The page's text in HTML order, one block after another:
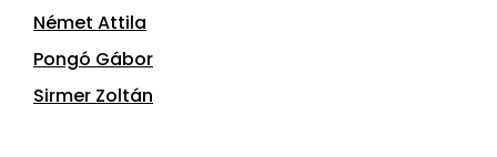
Német Attila
Pongó Gábor
Sirmer Zoltán